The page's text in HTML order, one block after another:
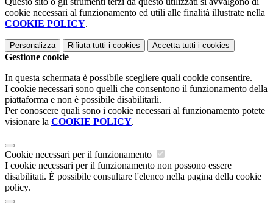
cookie necessari al funzionamento ed utili alle finalità illustrate nella
COOKIE POLICY.
Personalizza Rifiuta tutti i cookies Accetta tutti i cookies
Gestione cookie
In questa schermata è possibile scegliere quali cookie consentire.
I cookie necessari sono quelli che consentono il funzionamento della
piattaforma e non è possibile disabilitarli.
Per conoscere quali sono i cookie necessari al funzionamento potete
visionare la COOKIE POLICY.
Cookie necessari per il funzionamento
I cookie necessari per il funzionamento non possono essere
disabilitati. È possibile consultare l'elenco nella pagina della cookie
policy.